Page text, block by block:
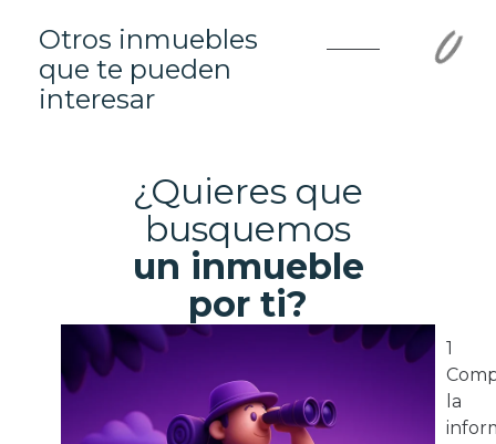
Otros inmuebles
que te pueden
interesar
¿Quieres que
busquemos
un inmueble
por ti?
1
la